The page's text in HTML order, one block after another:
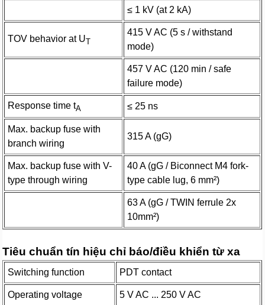
≤ 1 kV (at 2 kA)
TOV behavior at UT
415 V AC (5 s / withstand
mode)
457 V AC (120 min / safe
failure mode)
Response time tA ≤ 25 ns
Max. backup fuse with
branch wiring
315 A (gG)
Max. backup fuse with V-
type through wiring
40 A (gG / Biconnect M4 fork-
type cable lug, 6​ mm²)
63 A (gG / TWIN ferrule 2x
10mm²)
Tiêu chuẩn tín hiệu chỉ báo/điều khiển từ xa
Switching function PDT contact
Operating voltage 5 V AC ... 250 V AC